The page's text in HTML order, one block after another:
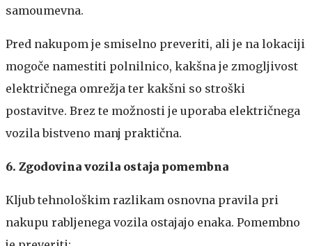
samoumevna.
Pred nakupom je smiselno preveriti, ali je na lokaciji
mogoče namestiti polnilnico, kakšna je zmogljivost
električnega omrežja ter kakšni so stroški
postavitve. Brez te možnosti je uporaba električnega
vozila bistveno manj praktična.
6. Zgodovina vozila ostaja pomembna
Kljub tehnološkim razlikam osnovna pravila pri
nakupu rabljenega vozila ostajajo enaka. Pomembno